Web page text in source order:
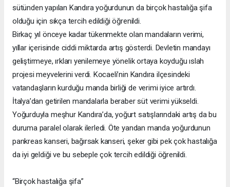
sütünden yapılan Kandıra yoğurdunun da birçok hastalığa şifa
olduğu için sıkça tercih edildiği öğrenildi.
Birkaç yıl önceye kadar tükenmekte olan mandaların verimi,
yıllar içerisinde ciddi miktarda artış gösterdi. Devletin mandayı
geliştirmeye, ırkları yenilemeye yönelik ortaya koyduğu ıslah
projesi meyvelerini verdi. Kocaeli’nin Kandıra ilçesindeki
vatandaşların kurduğu manda birliği de verimi iyice artırdı.
İtalya’dan getirilen mandalarla beraber süt verimi yükseldi.
Yoğurduyla meşhur Kandıra’da, yoğurt satışlarındaki artış da bu
duruma paralel olarak ilerledi. Öte yandan manda yoğurdunun
pankreas kanseri, bağırsak kanseri, şeker gibi pek çok hastalığa
da iyi geldiği ve bu sebeple çok tercih edildiği öğrenildi.
“Birçok hastalığa şifa”